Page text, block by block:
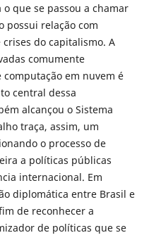
que se passou a chamar
possui relação com
do capitalismo. A
comumente
em nuvem é
central dessa
alcançou o Sistema
traça, assim, um
o processo de
a políticas públicas
internacional. Em
diplomática entre Brasil e
de reconhecer a
de políticas que se